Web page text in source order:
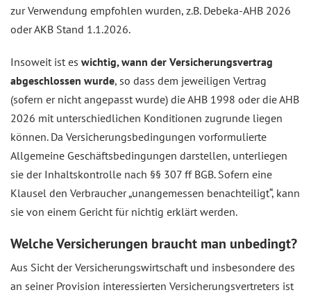
zur Verwendung empfohlen wurden, z.B. Debeka-AHB 2026
oder AKB Stand 1.1.2026.
Insoweit ist es wichtig, wann der Versicherungsvertrag
abgeschlossen wurde, so dass dem jeweiligen Vertrag
(sofern er nicht angepasst wurde) die AHB 1998 oder die AHB
2026 mit unterschiedlichen Konditionen zugrunde liegen
können. Da Versicherungsbedingungen vorformulierte
Allgemeine Geschäftsbedingungen darstellen, unterliegen
sie der Inhaltskontrolle nach §§ 307 ff BGB. Sofern eine
Klausel den Verbraucher „unangemessen benachteiligt“, kann
sie von einem Gericht für nichtig erklärt werden.
Welche Versicherungen braucht man unbedingt?
Aus Sicht der Versicherungswirtschaft und insbesondere des
an seiner Provision interessierten Versicherungsvertreters ist